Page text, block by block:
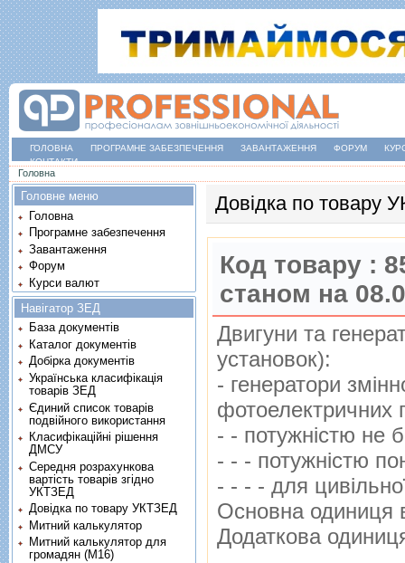
ГОЛОВНА ПРОГРАМНЕ ЗАБЕЗПЕЧЕННЯ ЗАВАНТАЖЕННЯ ФОРУМ
КОНТАКТИ
Ви є тут
Головна
Довідка по товару
Код товару :
станом на
Двигуни та
установок):
- генератори
фотоелектричних
- - потужнiстю не
- - - потужнiстю
- - - - для
Основна одиниця
Додаткова
Головне меню
Головна
Програмне забезпечення
Завантаження
Форум
Курси валют
Навігатор ЗЕД
База документів
Каталог документів
Добірка документів
Українська класифікація
товарів ЗЕД
Єдиний список товарів
подвійного використання
Класифікаційні рішення
ДМСУ
Середня розрахункова
вартість товарів згідно
УКТЗЕД
Довідка по товару УКТЗЕД
Митний калькулятор
Митний калькулятор для
громадян (М16)